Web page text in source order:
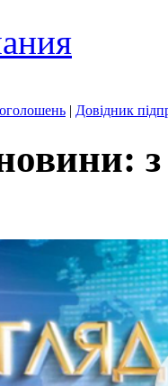
| Довідник